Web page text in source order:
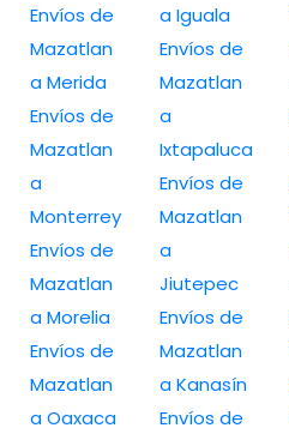
Envíos de
Mazatlan
a Merida
Envíos de
Mazatlan
a
Monterrey
Envíos de
Mazatlan
a Morelia
Envíos de
Mazatlan
a Oaxaca
a Iguala
Envíos de
Mazatlan
a
Ixtapaluca
Envíos de
Mazatlan
a
Jiutepec
Envíos de
Mazatlan
a Kanasín
Envíos de